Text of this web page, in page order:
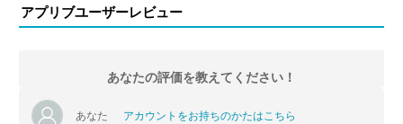
アプリブユーザーレビュー
あなたの評価を教えてください！
あなた アカウントをお持ちのかたはこちら